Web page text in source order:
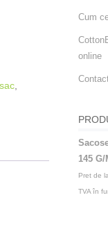
Cum
online
145 G/
Pret de
TVA în